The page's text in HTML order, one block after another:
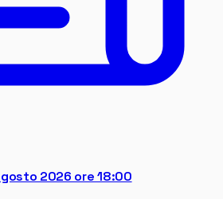
2026 ore 18:00